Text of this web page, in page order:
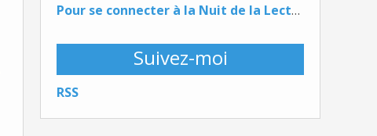
Pour se connecter à la Nuit de la Lecture FR DE (29 janvier 2026) ...
Suivez-moi
RSS